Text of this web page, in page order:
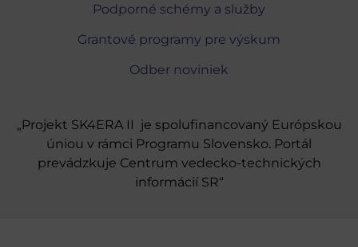
Podporné schémy a služby
Grantové programy pre výskum
Odber noviniek
„Projekt SK4ERA II je spolufinancovaný Európskou
úniou v rámci Programu Slovensko. Portál
prevádzkuje Centrum vedecko-technických
informácií SR“